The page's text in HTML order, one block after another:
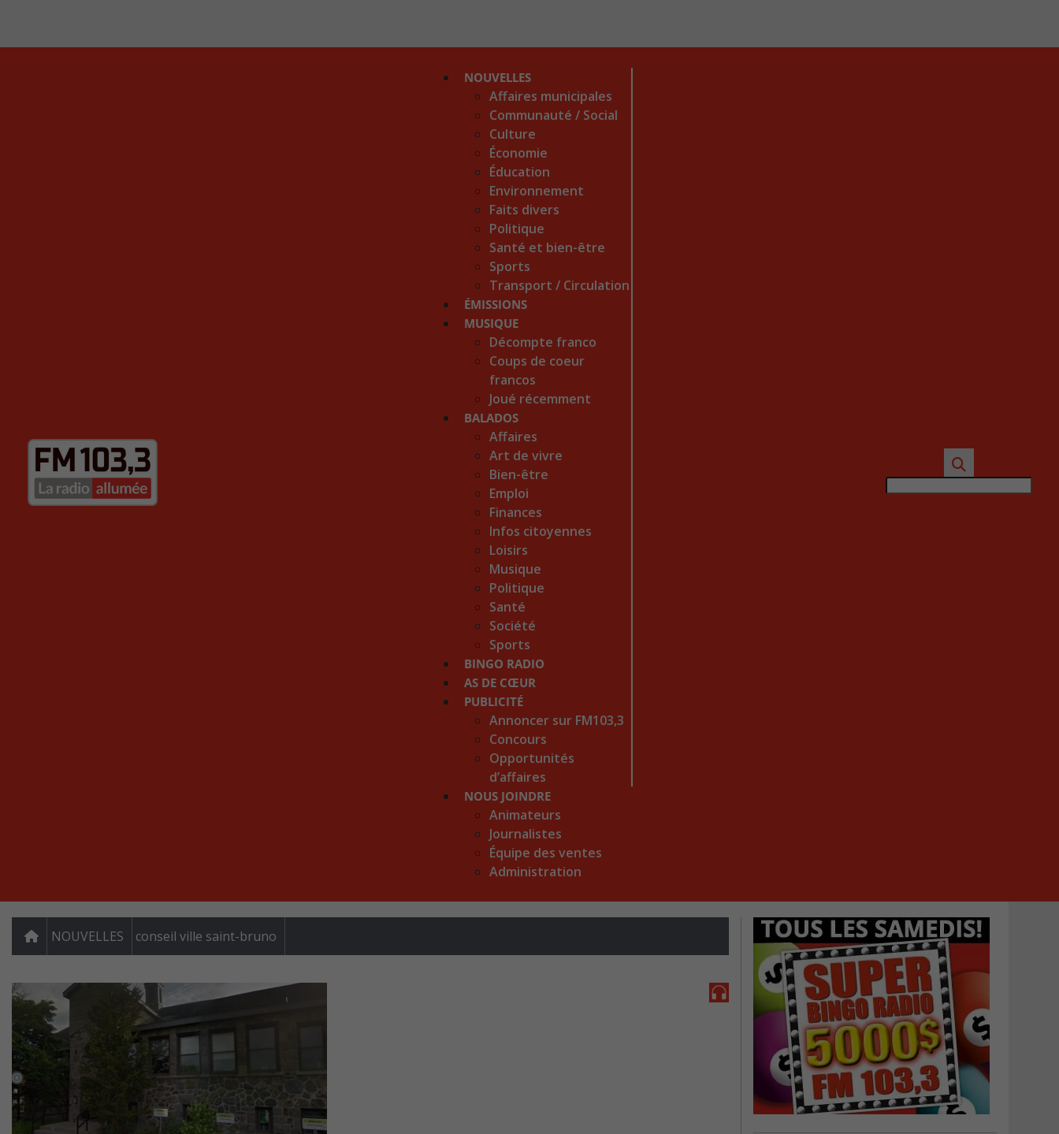
NOUVELLES
Affaires municipales
Communauté / Social
Culture
Économie
Éducation
Environnement
Faits divers
Politique
Santé et bien-être
Sports
Transport / Circulation
ÉMISSIONS
MUSIQUE
Décompte franco
Coups de coeur
francos
Joué récemment
BALADOS
Affaires
Art de vivre
Bien-être
Emploi
Finances
Infos citoyennes
Loisirs
Musique
Politique
Santé
Société
Sports
BINGO RADIO
AS DE CŒUR
PUBLICITÉ
Annoncer sur FM103,3
Concours
Opportunités
d’affaires
NOUS JOINDRE
Animateurs
Journalistes
Équipe des ventes
Administration
NOUVELLES conseil ville saint-bruno